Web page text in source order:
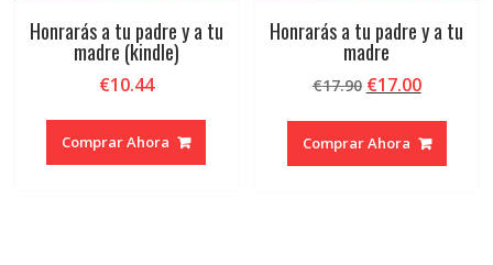
Honrarás a tu padre y a tu
madre (kindle)
€10.44
Comprar Ahora
Honrarás a tu padre y a tu
madre
€17.90 El
original
era:
€17.00El
actual
es:
Comprar Ahora